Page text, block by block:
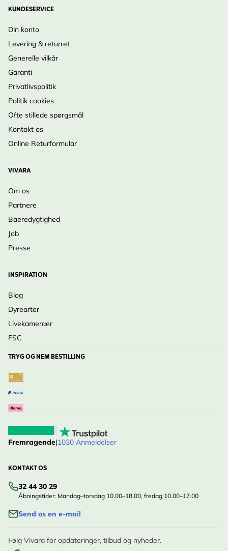
KUNDESERVICE
Din konto
Levering & returret
Generelle vilkår
Garanti
Privatlivspolitik
Politik cookies
Ofte stillede spørgsmål
Kontakt os
Online Returformular
VIVARA
Om os
Partnere
Baeredygtighed
Job
Presse
INSPIRATION
Blog
Dyrearter
Livekameraer
FSC
TRYG OG NEM BESTILLING
Fremragende|1030 Anmeldelser
KONTAKT OS
32 44 30 29
Åbningstider: Mandag–torsdag 10.00–18.00, fredag 10.00–17.00
Send os en e-mail
Følg Vivara for opdateringer, tilbud og nyheder.